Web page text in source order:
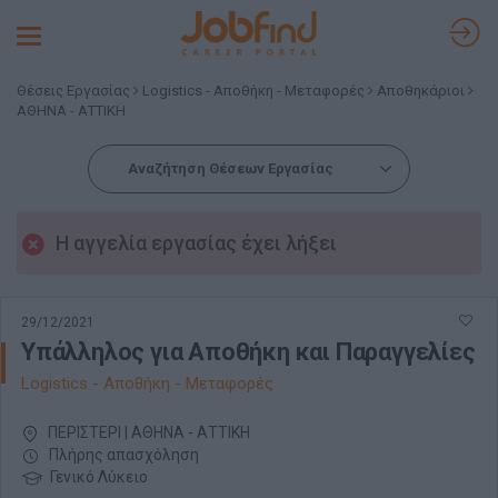
Toggle
Θέσεις Εργασίας Logistics - Αποθήκη - Μεταφορές
Αποθηκάριοι
ΑΘΗΝΑ - ΑΤΤΙΚΗ
Αναζήτηση Θέσεων Εργασίας
Η αγγελία εργασίας έχει λήξει
29/12/2021
Υπάλληλος για Αποθήκη και Παραγγελίες
Logistics - Αποθήκη - Μεταφορές
ΠΕΡΙΣΤΕΡΙ | ΑΘΗΝΑ - ΑΤΤΙΚΗ
Πλήρης απασχόληση
Γενικό Λύκειο